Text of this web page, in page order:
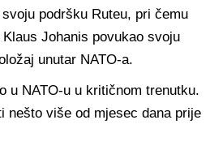
podršku Ruteu, pri čemu
Johanis povukao svoju
unutar NATO-a.
u NATO-u u kritičnom trenutku.
nešto više od mjesec dana prije